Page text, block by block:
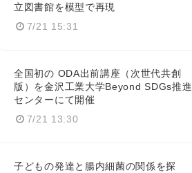
立図書館を模型で再現
7/21 15:31
全国初の ODA出前講座（次世代共創
版）を金沢工業大学Beyond SDGs推進
センターにて開催
7/21 13:30
子どもの発達と腸内細菌の関係を探